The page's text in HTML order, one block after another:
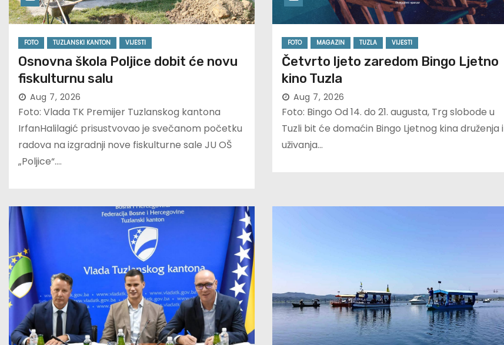
FOTO TUZLANSKI KANTON VIJESTI
Osnovna škola Poljice dobit će novu
fiskulturnu salu
Aug 7, 2026
Foto: Vlada TK Premijer Tuzlanskog kantona
IrfanHalilagić prisustvovao je svečanom početku
radova na izgradnji nove fiskulturne sale JU OŠ
„Poljice“.…
FOTO MAGAZIN TUZLA VIJESTI
Četvrto ljeto zaredom Bingo Ljetno
kino Tuzla
Aug 7, 2026
Foto: Bingo Od 14. do 21. augusta, Trg slobode u
Tuzli bit će domaćin Bingo Ljetnog kina druženja i
uživanja…